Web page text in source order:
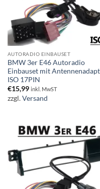
AUTORADIO EINBAUSET
BMW 3er E46 Autoradio
Einbauset mit
ISO 17PIN
€15,99 inkl. MwST
zzgl.Versand